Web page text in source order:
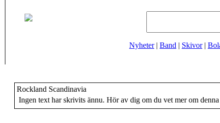
Nyheter| Band | Skivor|
Rockland Scandinavia
Ingen text har skrivits ännu. Hör av dig om du vet mer om